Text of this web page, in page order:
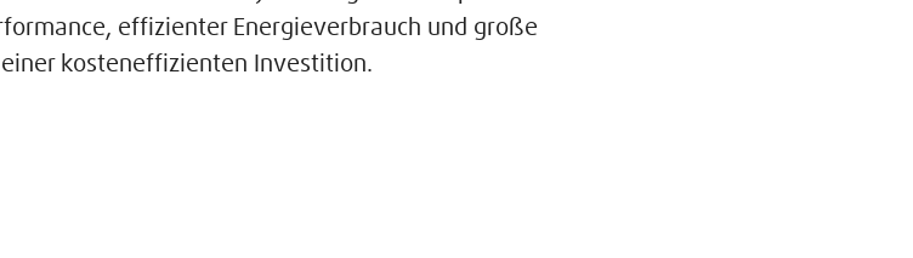
effizienter Energieverbrauch und große
kosteneffizienten Investition.